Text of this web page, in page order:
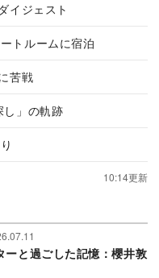
イジェスト
トルームに宿泊
苦戦
し」の軌跡
10:14更新
ーと過ごした記憶：櫻井敦